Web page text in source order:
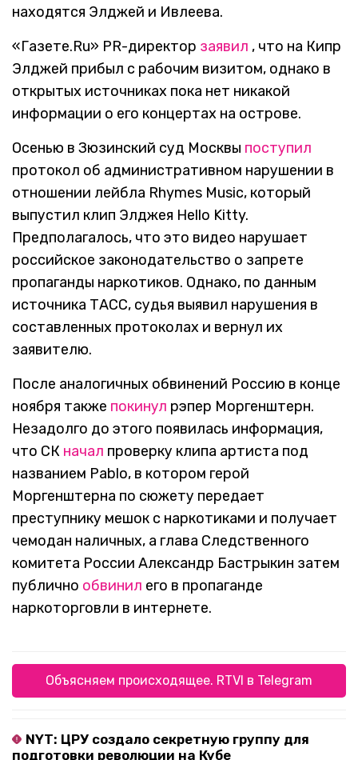
находятся Элджей и Ивлеева.
«Газете.Ru» PR-директор заявил , что на Кипр
Элджей прибыл с рабочим визитом, однако в
открытых источниках пока нет никакой
информации о его концертах на острове.
Осенью в Зюзинский суд Москвы поступил
протокол об административном нарушении в
отношении лейбла Rhymes Music, который
выпустил клип Элджея Hello Kitty.
Предполагалось, что это видео нарушает
российское законодательство о запрете
пропаганды наркотиков. Однако, по данным
источника ТАСС, судья выявил нарушения в
составленных протоколах и вернул их
заявителю.
После аналогичных обвинений Россию в конце
ноября также покинул рэпер Моргенштерн.
Незадолго до этого появилась информация,
что СК начал проверку клипа артиста под
названием Pablo, в котором герой
Моргенштерна по сюжету передает
преступнику мешок с наркотиками и получает
чемодан наличных, а глава Следственного
комитета России Александр Бастрыкин затем
публично обвинил его в пропаганде
наркоторговли в интернете.
Объясняем происходящее. RTVI в Telegram
NYT: ЦРУ создало секретную группу для
подготовки революции на Кубе